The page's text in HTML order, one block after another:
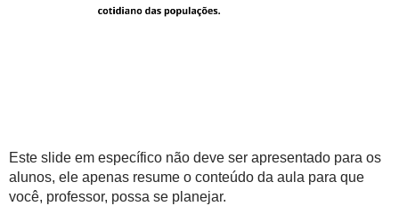
Este slide em específico não deve ser apresentado para os
alunos, ele apenas resume o conteúdo da aula para que
você, professor, possa se planejar.